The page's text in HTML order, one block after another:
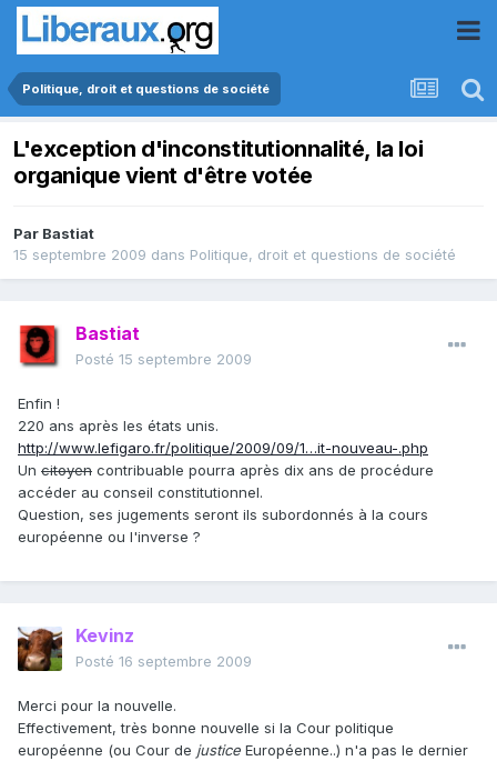
Politique, droit et questions de société
L'exception d'inconstitutionnalité, la loi
organique vient d'être votée
Par Bastiat
15 septembre 2009 dans Politique, droit et questions de société
Bastiat
Posté 15 septembre 2009
Enfin !
220 ans après les états unis.
http://www.lefigaro.fr/politique/2009/09/1…it-nouveau-.php
Un citoyen contribuable pourra après dix ans de procédure
accéder au conseil constitutionnel.
Question, ses jugements seront ils subordonnés à la cours
européenne ou l'inverse ?
Kevinz
Posté 16 septembre 2009
Merci pour la nouvelle.
Effectivement, très bonne nouvelle si la Cour politique
européenne (ou Cour de justice Européenne..) n'a pas le dernier